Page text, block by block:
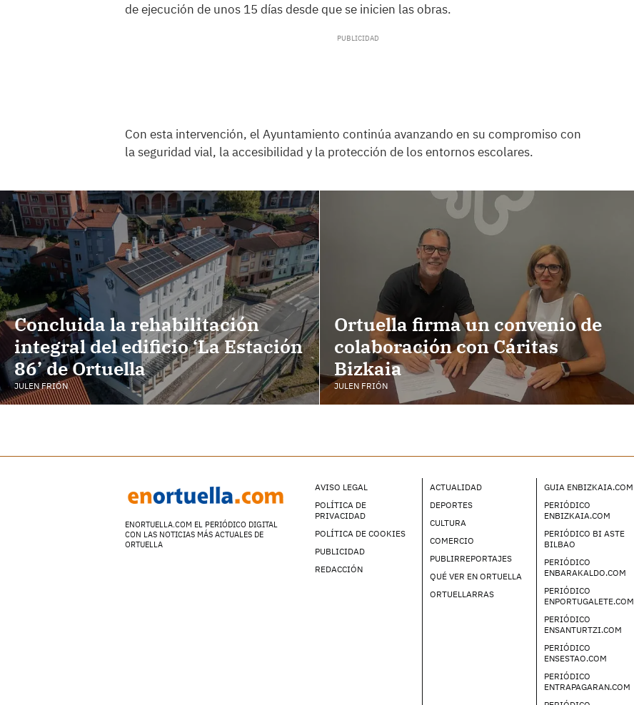
de ejecución de unos 15 días desde que se inicien las obras.
Con esta intervención, el Ayuntamiento continúa avanzando en su compromiso con
la seguridad vial, la accesibilidad y la protección de los entornos escolares.
Concluida la rehabilitación
integral del edificio ‘La Estación
86’ de Ortuella
JULEN FRIÓN
Ortuella firma un convenio de
colaboración con Cáritas
Bizkaia
JULEN FRIÓN
ENORTUELLA.COM EL PERIÓDICO DIGITAL
CON LAS NOTICIAS MÁS ACTUALES DE
ORTUELLA
AVISO LEGAL
POLÍTICA DE
PRIVACIDAD
POLÍTICA DE COOKIES
PUBLICIDAD
REDACCIÓN
ACTUALIDAD
DEPORTES
CULTURA
COMERCIO
PUBLIRREPORTAJES
QUÉ VER EN ORTUELLA
ORTUELLARRAS
GUIA ENBIZKAIA.COM
PERIÓDICO
ENBIZKAIA.COM
PERIÓDICO BI ASTE
BILBAO
PERIÓDICO
ENBARAKALDO.COM
PERIÓDICO
ENPORTUGALETE.COM
PERIÓDICO
ENSANTURTZI.COM
PERIÓDICO
ENSESTAO.COM
PERIÓDICO
ENTRAPAGARAN.COM